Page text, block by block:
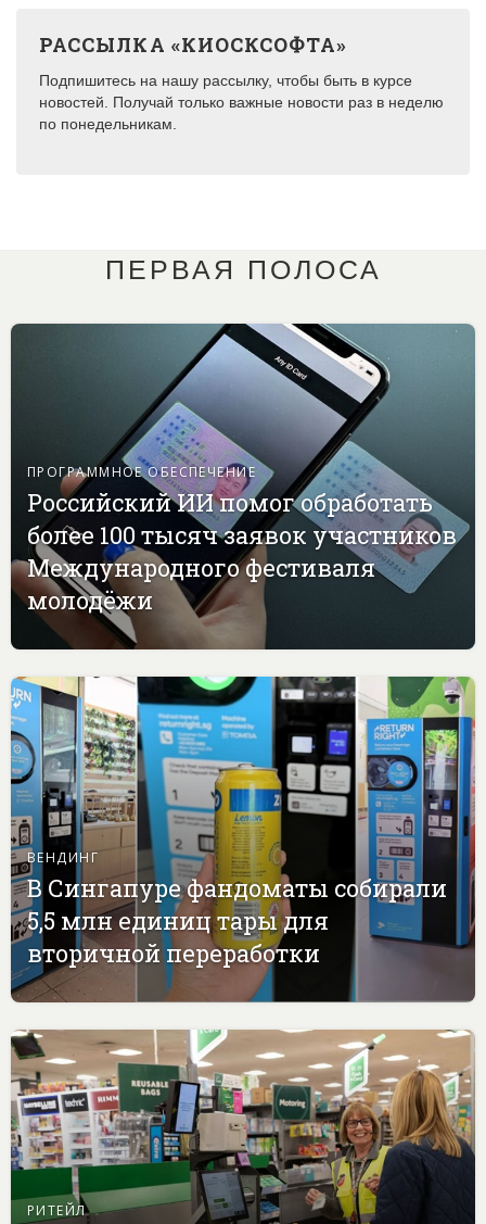
РАССЫЛКА «КИОСКСОФТА»
Подпишитесь на нашу рассылку, чтобы быть в курсе
новостей. Получай только важные новости раз в неделю
по понедельникам.
ПЕРВАЯ ПОЛОСА
ПРОГРАММНОЕ ОБЕСПЕЧЕНИЕ
Российский ИИ помог обработать
более 100 тысяч заявок участников
Международного фестиваля
молодёжи
ВЕНДИНГ
В Сингапуре фандоматы собирали
5,5 млн единиц тары для
вторичной переработки
РИТЕЙЛ